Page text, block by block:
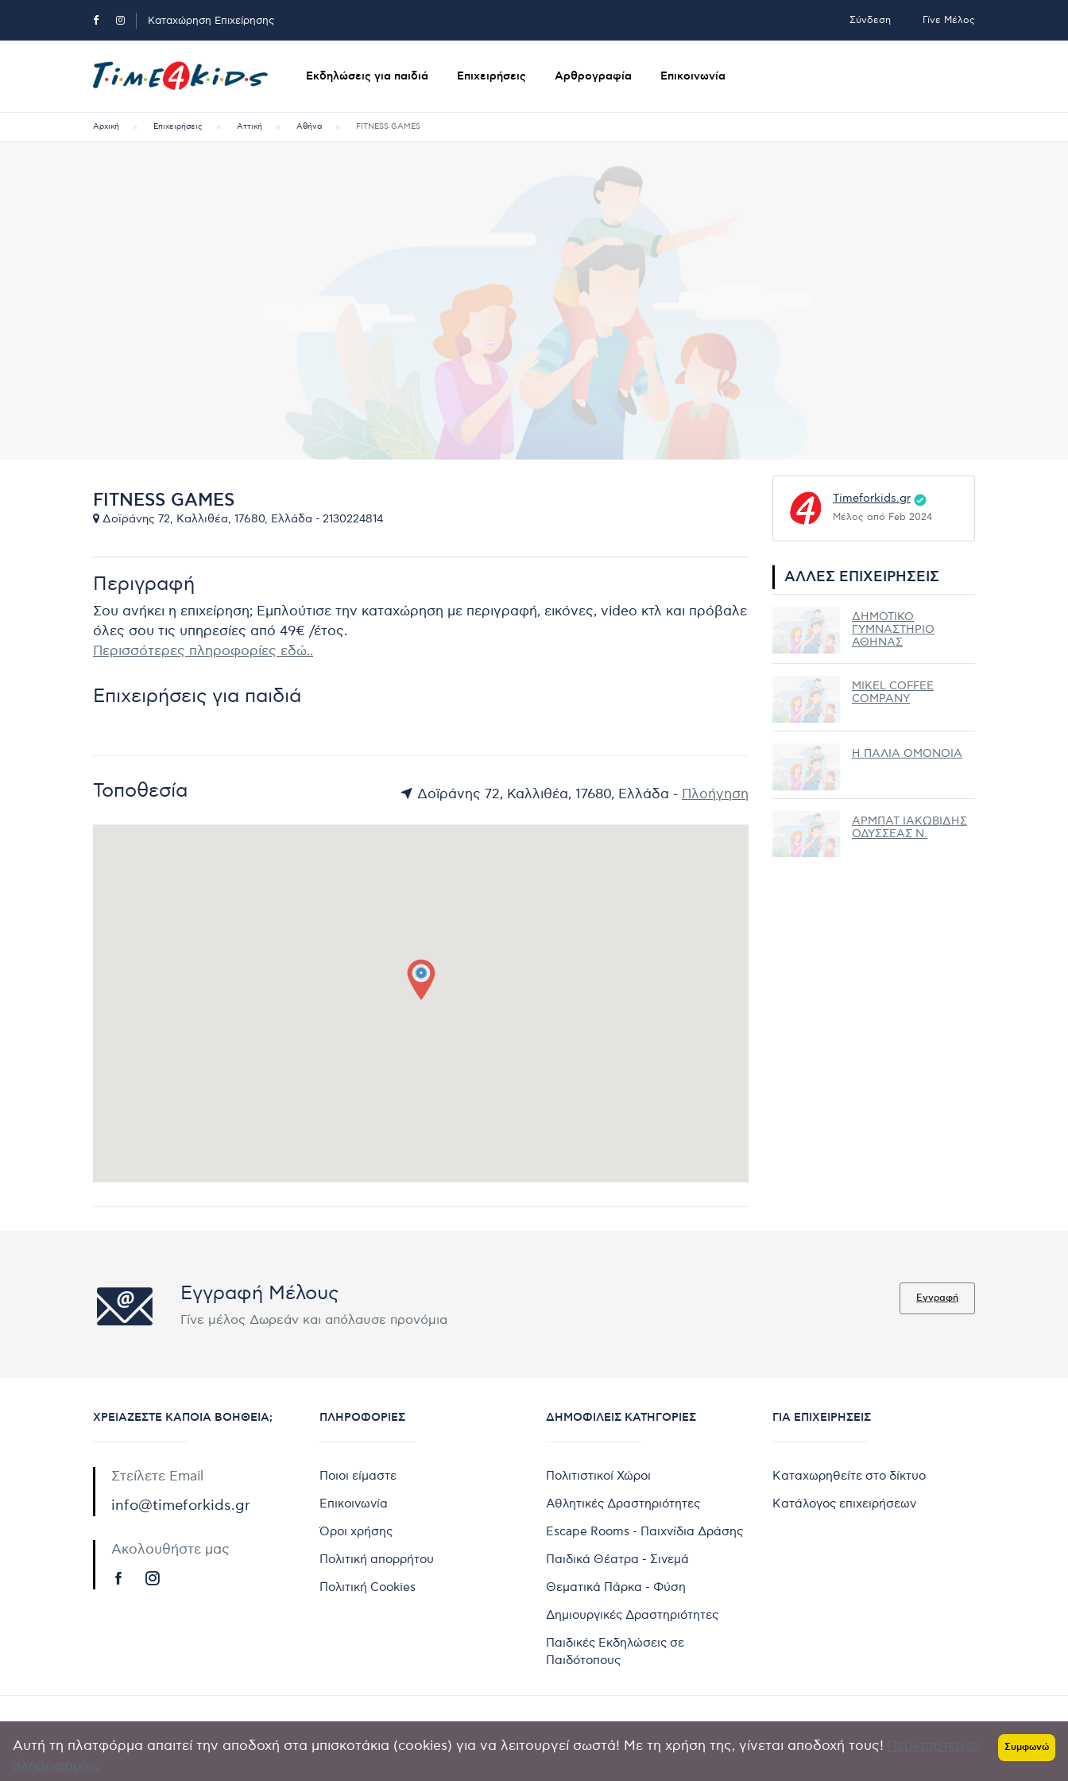
Καταχώρηση Επιχείρησης Σύνδεση Γίνε Μέλος
Εκδηλώσεις για παιδιά Επιχειρήσεις Αρθρογραφία Επικοινωνία
Αρχική Επιχειρήσεις Αττική Αθήνα FITNESS GAMES
FITNESS GAMES
Δοϊράνης 72, Καλλιθέα, 17680, Ελλάδα - 2130224814
Περιγραφή
Σου ανήκει η επιχείρηση; Εμπλούτισε την καταχώρηση με περιγραφή, εικόνες, video κτλ και πρόβαλε
όλες σου τις υπηρεσίες από 49€ /έτος.
Περισσότερες πληροφορίες εδώ..
Επιχειρήσεις για παιδιά
Τοποθεσία Δοϊράνης 72, Καλλιθέα, 17680, Ελλάδα - Πλοήγηση
Timeforkids.gr
Μέλος από Feb 2024
ΆΛΛΕΣ ΕΠΙΧΕΙΡΉΣΕΙΣ
ΔΗΜΟΤΙΚΟ
ΓΥΜΝΑΣΤΗΡΙΟ
ΑΘΗΝΑΣ
MIKEL COFFEE
COMPANY
Η ΠΑΛΙΑ ΟΜΟΝΟΙΑ
ΑΡΜΠΑΤ ΙΑΚΩΒΙΔΗΣ
ΟΔΥΣΣΕΑΣ Ν.
Εγγραφή Μέλους
Γίνε μέλος Δωρεάν και απόλαυσε προνόμια
Εγγραφή
ΧΡΕΙΆΖΕΣΤΕ ΚΆΠΟΙΑ ΒΟΉΘΕΙΑ;
Στείλετε Email
info@timeforkids.gr
Ακολουθήστε μας
ΠΛΗΡΟΦΟΡΊΕΣ
Ποιοι είμαστε
Επικοινωνία
Όροι χρήσης
Πολιτική απορρήτου
Πολιτική Cookies
ΔΗΜΟΦΙΛΕΊΣ ΚΑΤΗΓΟΡΊΕΣ
Πολιτιστικοί Χώροι
Αθλητικές Δραστηριότητες
Escape Rooms - Παιχνίδια Δράσης
Παιδικά Θέατρα - Σινεμά
Θεματικά Πάρκα - Φύση
Δημιουργικές Δραστηριότητες
Παιδικές Εκδηλώσεις σε
Παιδότοπους
ΓΙΑ ΕΠΙΧΕΙΡΉΣΕΙΣ
Καταχωρηθείτε στο δίκτυο
Κατάλογος επιχειρήσεων
Copyright © 2024 by Goldensites Πολιτική απορρήτου-
Αυτή τη πλατφόρμα απαιτεί την αποδοχή στα μπισκοτάκια (cookies) για να λειτουργεί σωστά! Με τη χρήση της, γίνεται αποδοχή τους! Συμφωνώ